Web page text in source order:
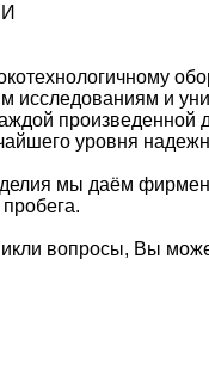
исследованиям и
произведенной
уровня
мы даём
вопросы, Вы